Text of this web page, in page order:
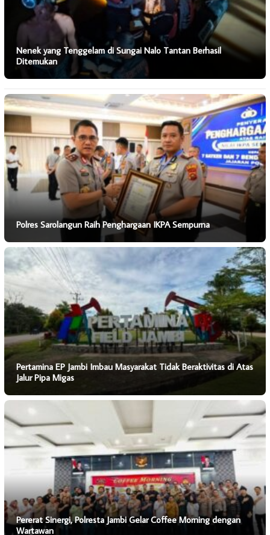
Nenek yang Tenggelam di Sungai Nalo Tantan Berhasil
Ditemukan
Polres Sarolangun Raih Penghargaan IKPA Sempurna
Pertamina EP Jambi Imbau Masyarakat Tidak Beraktivitas di Atas
Jalur Pipa Migas
Pererat Sinergi, Polresta Jambi Gelar Coffee Morning dengan
Wartawan